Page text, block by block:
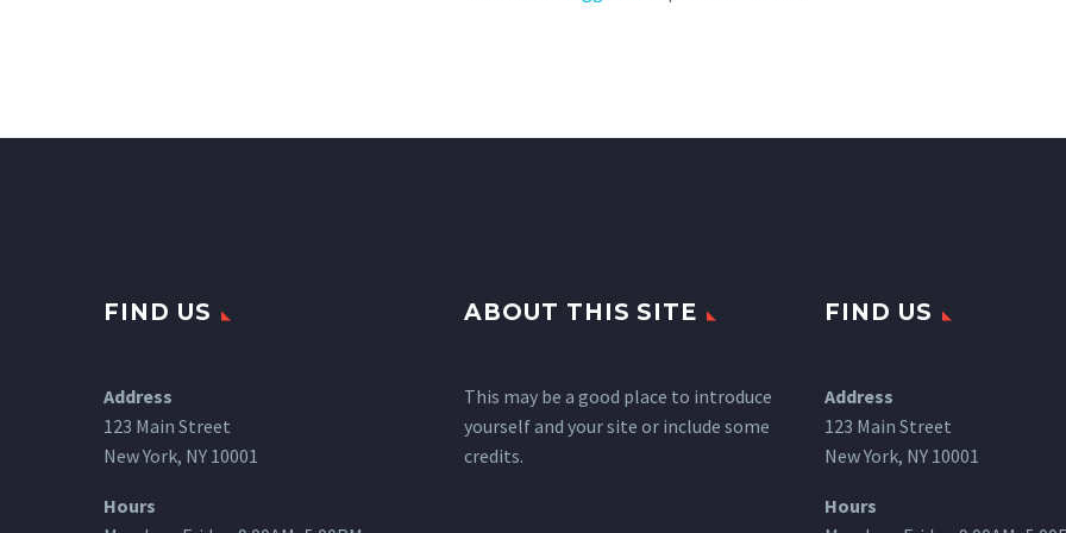
FIND US
Address
123 Main Street
New York, NY 10001
Hours
ABOUT THIS SITE
This may be a good place to introduce
yourself and your site or include some
credits.
FIND US
Address
123 Main Street
New York, NY 10001
Hours